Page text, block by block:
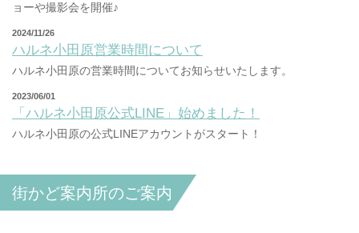
ョーや撮影会を開催♪
2024/11/26
ハルネ小田原営業時間について
ハルネ小田原の営業時間についてお知らせいたします。
2023/06/01
「ハルネ小田原公式LINE」始めました！
ハルネ小田原の公式LINEアカウントがスタート！
街かど案内所のご案内